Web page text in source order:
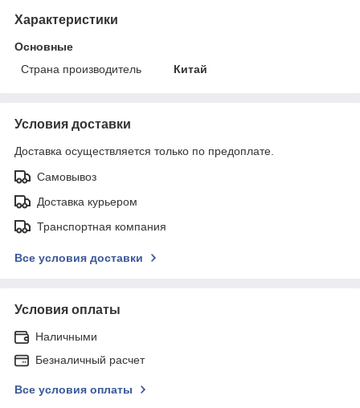
Характеристики
Основные
Страна производитель
Китай
Условия доставки
Доставка осуществляется только по предоплате.
Самовывоз
Доставка курьером
Транспортная компания
Все условия доставки
Условия оплаты
Наличными
Безналичный расчет
Все условия оплаты